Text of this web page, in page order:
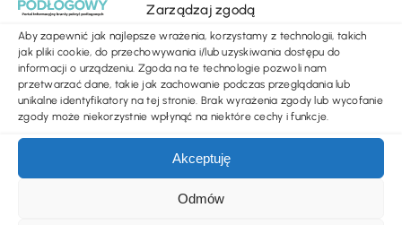
Zarządzaj zgodą
Aby zapewnić jak najlepsze wrażenia, korzystamy z technologii, takich
jak pliki cookie, do przechowywania i/lub uzyskiwania dostępu do
informacji o urządzeniu. Zgoda na te technologie pozwoli nam
przetwarzać dane, takie jak zachowanie podczas przeglądania lub
unikalne identyfikatory na tej stronie. Brak wyrażenia zgody lub wycofanie
zgody może niekorzystnie wpłynąć na niektóre cechy i funkcje.
Akceptuję
Odmów
Panele drewniane
Parkiety
Placówki edukacyjne